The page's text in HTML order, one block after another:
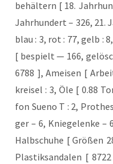
be­häl­tern [ 18.
Jahr­hun­dert – 326,
blau : 3, rot : 77, gelb :
[ bespielt — 166,
6788 ], Amei­sen [
krei­sel : 3, Öle [ 0.88
fon Sue­no T : 2,
ger – 6, Knie­ge­len­ke –
Halb­schu­he [ Grö­ßen
Plas­tik­san­da­len [